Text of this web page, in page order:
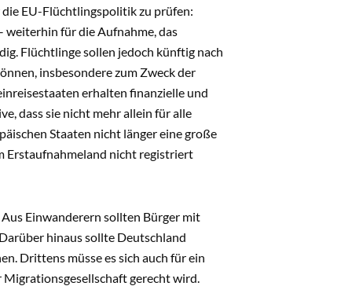
die EU-Flüchtlingspolitik zu prüfen:
weiterhin für die Aufnahme, das
Flüchtlinge sollen jedoch künftig nach
insbesondere zum Zweck der
erhalten finanzielle und
dass sie nicht mehr allein für alle
Staaten nicht länger eine große
Erstaufnahmeland nicht registriert
Einwanderern sollten Bürger mit
hinaus sollte Deutschland
Drittens müsse es sich auch für ein
gerecht wird.